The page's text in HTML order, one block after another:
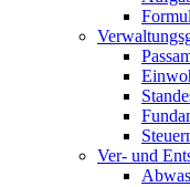
Ver- und